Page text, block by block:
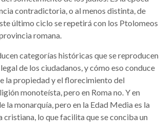
contradictoria, o al menos distinta, de
último ciclo se repetirá con los Ptolomeos
romana.
categorías históricas que se reproducen
de los ciudadanos, y cómo eso conduce
la propiedad y el florecimiento del
monoteísta, pero en Roma no. Y en
la monarquía, pero en la Edad Media es la
lo que facilita que se conciba un